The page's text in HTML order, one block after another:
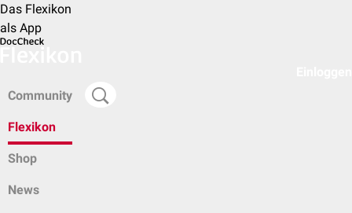
Das Flexikon
als App
Community
Flexikon
Shop
News